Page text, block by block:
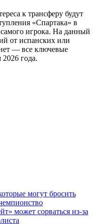
к трансферу будут
«Спартака» в
игрока. На данный
от испанских или
— все ключевые
года.
могут бросить
может сорваться из‑за